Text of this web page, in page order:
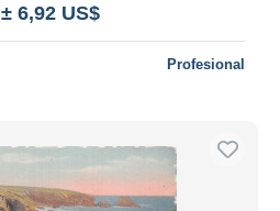
± 6,92 US$
Profesional